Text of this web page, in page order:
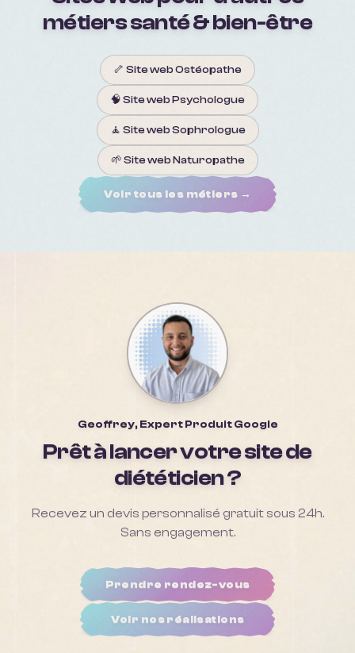
métierssanté & bien-être
🦴 Site webOstéopathe
🧠Site webPsychologue
🧘 Site webSophrologue
🌱Site webNaturopathe
Voir tous les métiers →
Geoffrey, Expert Produit Google
Prêt à lancer votre site de
diététicien?
Recevez un devis personnalisé gratuit sous 24h.
Sans engagement.
Prendre rendez-vous
Voir nos réalisations